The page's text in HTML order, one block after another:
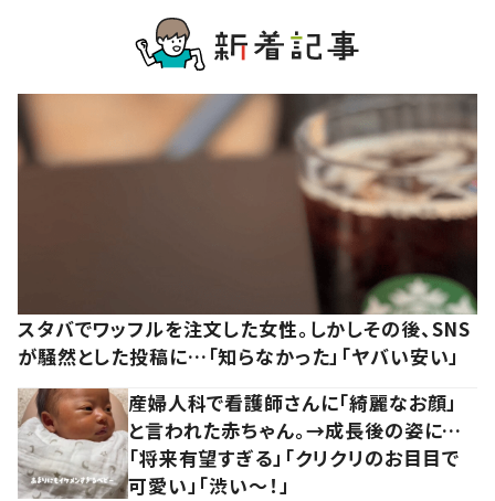
スタバでワッフルを注文した女性。しかしその後、SNS
が騒然とした投稿に…「知らなかった」「ヤバい安い」
産婦人科で看護師さんに「綺麗なお顔」
と言われた赤ちゃん。→成長後の姿に…
「将来有望すぎる」「クリクリのお目目で
可愛い」「渋い～！」